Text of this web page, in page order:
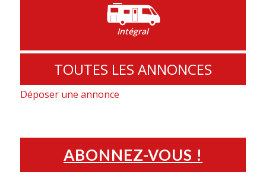
Intégral
TOUTES LES ANNONCES
Déposer une annonce
ABONNEZ-VOUS !